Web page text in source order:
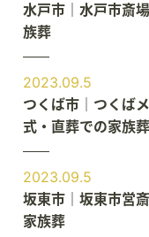
水戸市｜水戸市斎
族葬
2023.09.5
つくば市｜つくば
式・直葬での家族葬
2023.09.5
坂東市｜坂東市営
家族葬